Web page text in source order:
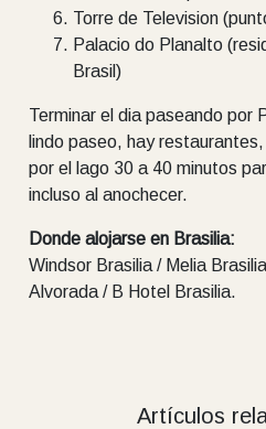
Torre de Television
Palacio do Planalto
Brasil)
Terminar el dia paseando por
lindo paseo, hay
por el lago 30 a 40 minutos
incluso al anochecer.
Donde alojarse en Brasilia:
Windsor Brasilia / Melia
Alvorada / B Hotel Brasilia.
Artículos